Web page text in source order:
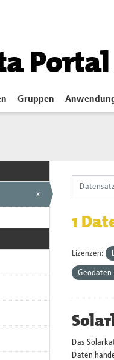
Gruppen
x
1
Lizenzen:
Geodaten
Das
Daten